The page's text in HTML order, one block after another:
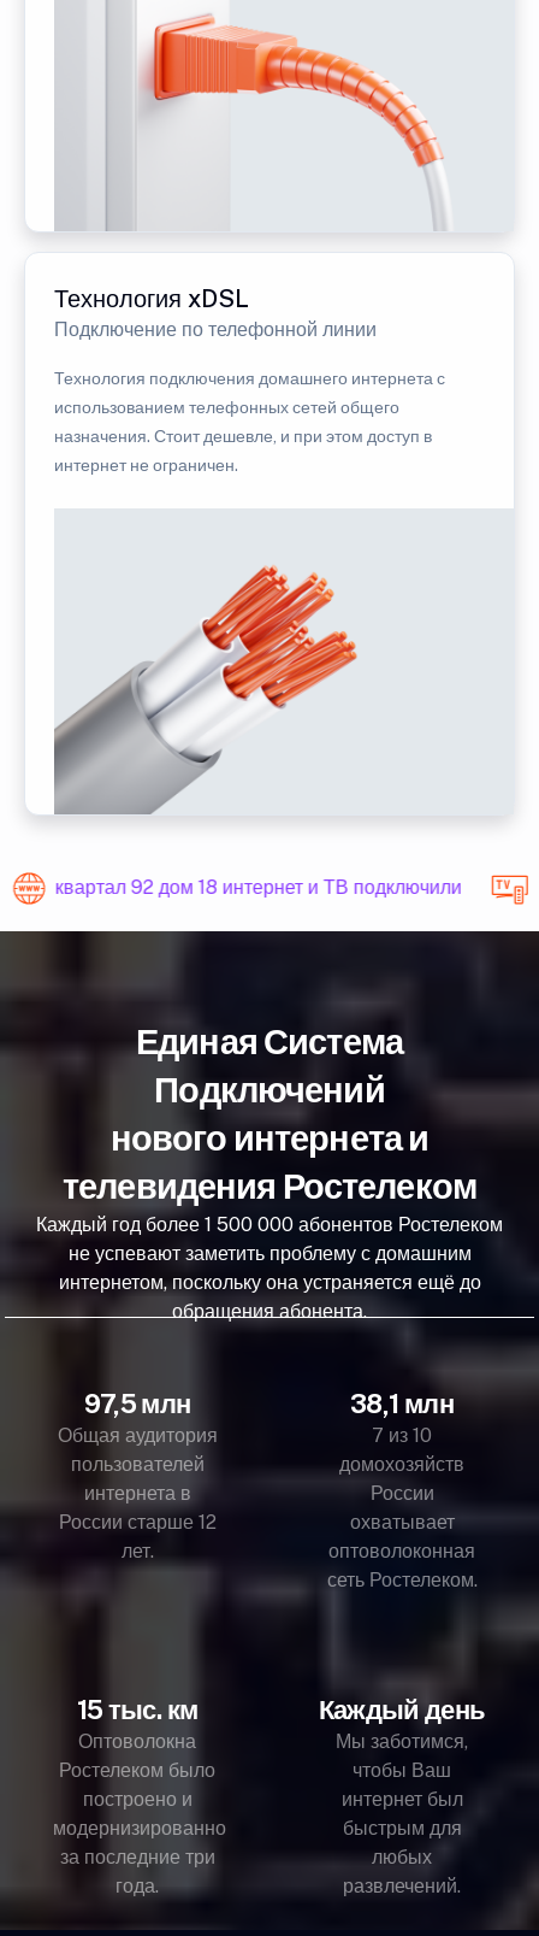
Технология xDSL
Подключение по телефонной линии
Технология подключения домашнего интернета с
использованием телефонных сетей общего
назначения. Стоит дешевле, и при этом доступ в
интернет не ограничен.
квартал 92 дом 18 интернет и ТВ подключили
Единая Система
Подключений
нового интернета и
телевидения Ростелеком
Каждый год более 1 500 000 абонентов Ростелеком
не успевают заметить проблему с домашним
интернетом, поскольку она устраняется ещё до
обращения абонента.
97,5 млн
Общая аудитория
пользователей
интернета в
России старше 12
лет.
38,1 млн
7 из 10
домохозяйств
России
охватывает
оптоволоконная
сеть Ростелеком.
15 тыс. км
Оптоволокна
Ростелеком было
построено и
модернизированно
за последние три
года.
Каждый день
Мы заботимся,
чтобы Ваш
интернет был
быстрым для
любых
развлечений.